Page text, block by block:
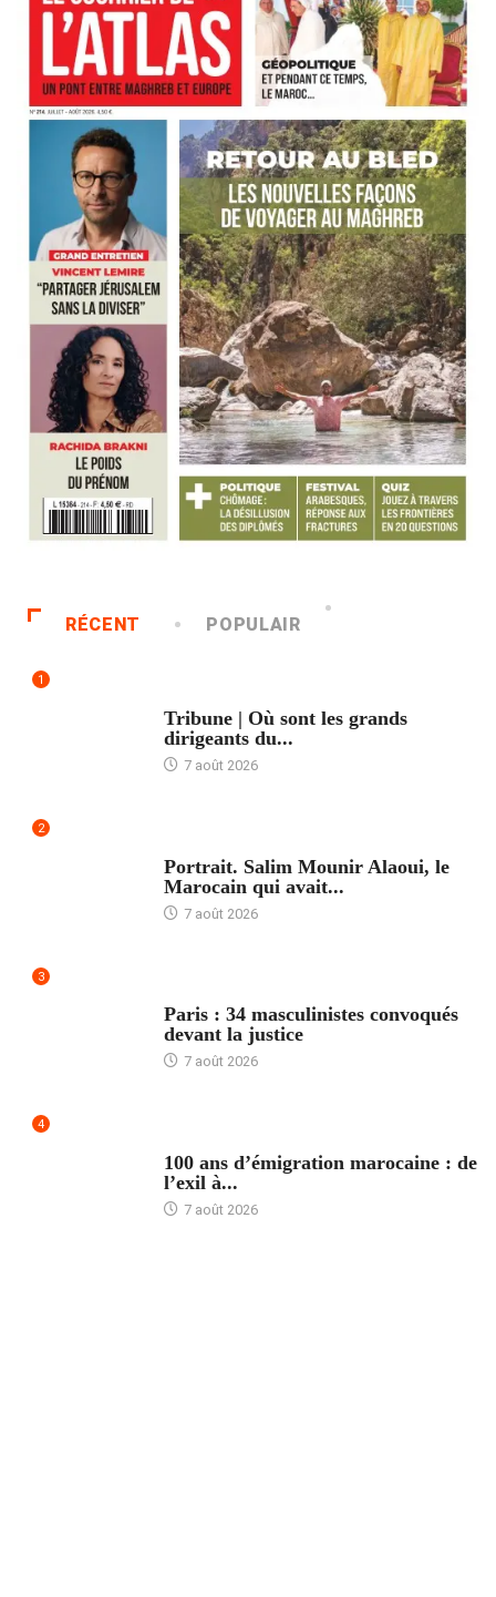
RÉCENT POPULAIR
1
Tribune | Où sont les grands
dirigeants du...
7 août 2026
2
Portrait. Salim Mounir Alaoui, le
Marocain qui avait...
7 août 2026
3
Paris : 34 masculinistes convoqués
devant la justice
7 août 2026
4
100 ans d’émigration marocaine : de
l’exil à...
7 août 2026